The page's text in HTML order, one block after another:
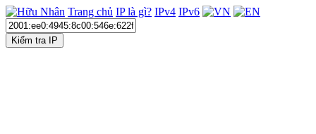
Trang chủ IP là gì? IPv4 IPv6
Kiểm tra IP